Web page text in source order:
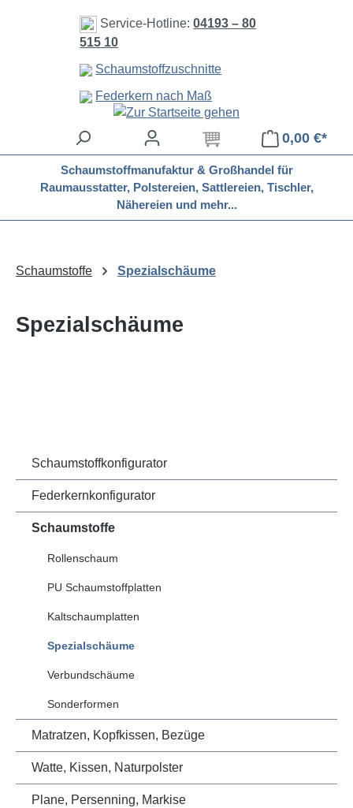
Zum Hauptinhalt springen
Service-Hotline:04193 – 80
515 10
Schaumstoffzuschnitte
Federkern nach Maß
0,00 €*
Schaumstoffmanufaktur & Großhandel für
Raumausstatter, Polstereien, Sattlereien, Tischler,
Nähereien und mehr...
Schaumstoffe Spezialschäume
Spezialschäume
Schaumstoffkonfigurator
Federkernkonfigurator
Schaumstoffe
Rollenschaum
PU Schaumstoffplatten
Kaltschaumplatten
Spezialschäume
Verbundschäume
Sonderformen
Matratzen, Kopfkissen, Bezüge
Watte, Kissen, Naturpolster
Plane, Persenning, Markise